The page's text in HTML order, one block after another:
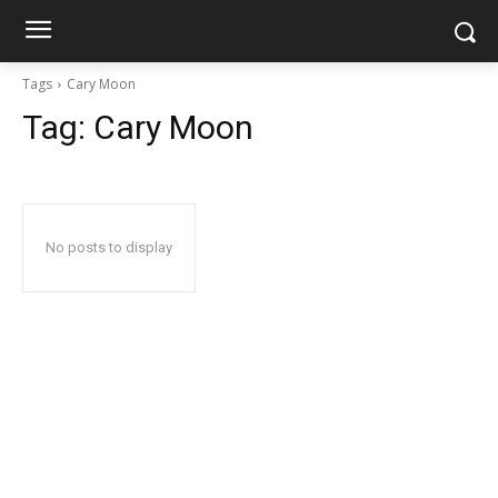
Tags Cary Moon
Tag: Cary Moon
No posts to display